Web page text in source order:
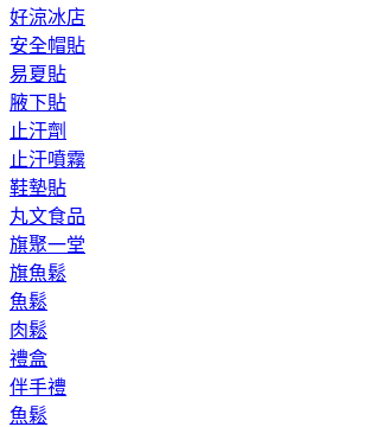
好涼冰店
安全帽貼
易夏貼
腋下貼
止汗劑
止汗噴霧
鞋墊貼
丸文食品
旗聚一堂
旗魚鬆
魚鬆
肉鬆
禮盒
伴手禮
魚鬆